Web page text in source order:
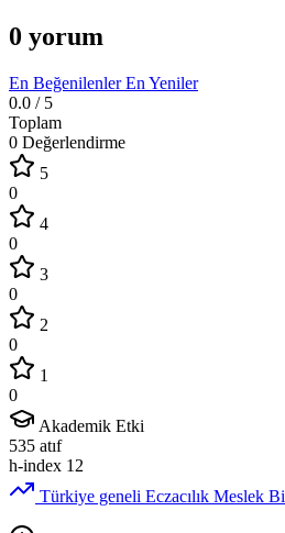
0 yorum
En BeğenilenlerEn Yeniler
0.0 / 5
Toplam
0 Değerlendirme
5
0
4
0
3
0
2
0
1
0
Akademik Etki
535 atıf
h-index 12
Türkiye geneli Eczacılık Meslek